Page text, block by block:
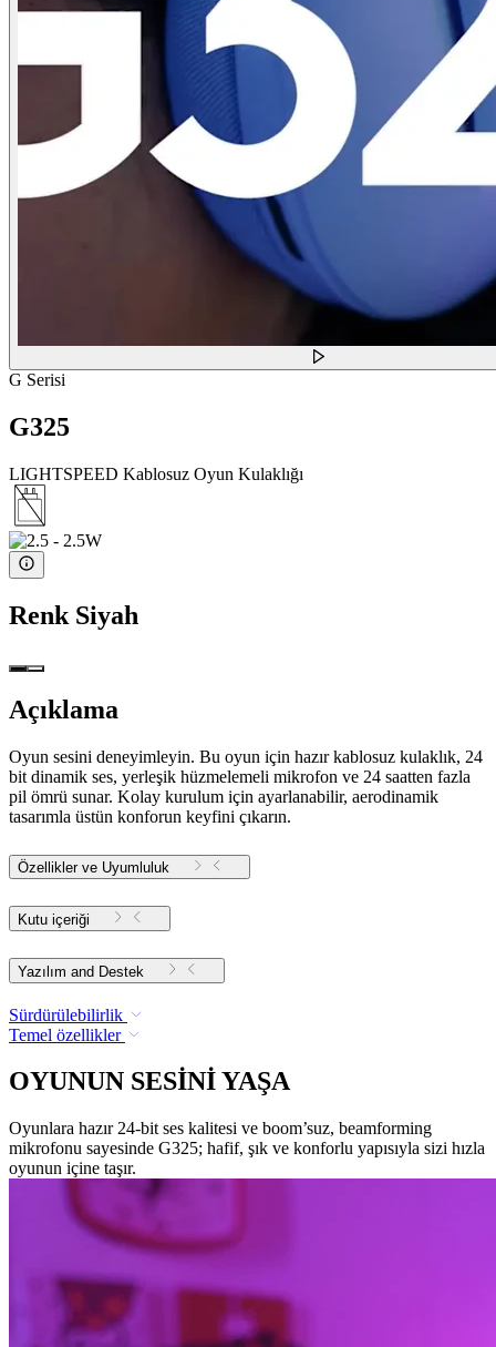
G Serisi
G325
LIGHTSPEED Kablosuz Oyun Kulaklığı
Renk Siyah
Açıklama
Oyun sesini deneyimleyin. Bu oyun için hazır kablosuz kulaklık, 24
bit dinamik ses, yerleşik hüzmelemeli mikrofon ve 24 saatten fazla
pil ömrü sunar. Kolay kurulum için ayarlanabilir, aerodinamik
tasarımla üstün konforun keyfini çıkarın.
Özellikler ve Uyumluluk
Kutu içeriği
Yazılım and Destek
Sürdürülebilirlik
Temel özellikler
OYUNUN SESİNİ YAŞA
Oyunlara hazır 24-bit ses kalitesi ve boom’suz, beamforming
mikrofonu sayesinde G325; hafif, şık ve konforlu yapısıyla sizi hızla
oyunun içine taşır.